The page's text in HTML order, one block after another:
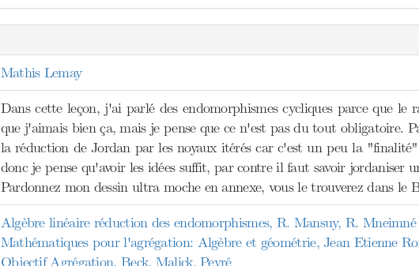
Mathis Lemay
Dans cette leçon, j'ai parlé des endomorphismes cycliques parce que
que j'aimais bien ça, mais je pense que ce n'est pas du tout obligatoire.
la réduction de Jordan par les noyaux itérés car c'est un peu la
donc je pense qu'avoir les idées suffit, par contre il faut savoir jordaniser
Pardonnez mon dessin ultra moche en annexe, vous le trouverez dans le
Algèbre linéaire réduction des endomorphismes, R. Mansuy, R. Mneimné
Mathématiques pour l'agrégation: Algèbre et géométrie, Jean Etienne
Objectif Agrégation, Beck, Malick, Peyré